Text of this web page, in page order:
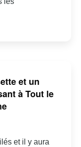
et un
à Tout le
et il y aura